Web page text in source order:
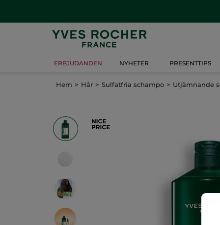
ERBJUDANDEN NYHETER PRESENTTIPS
Hem Hår Sulfatfria schampo Utjämnande